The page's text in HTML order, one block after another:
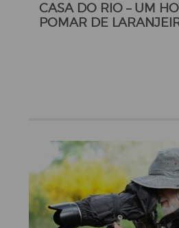
CASA DO RIO – UM
POMAR DE